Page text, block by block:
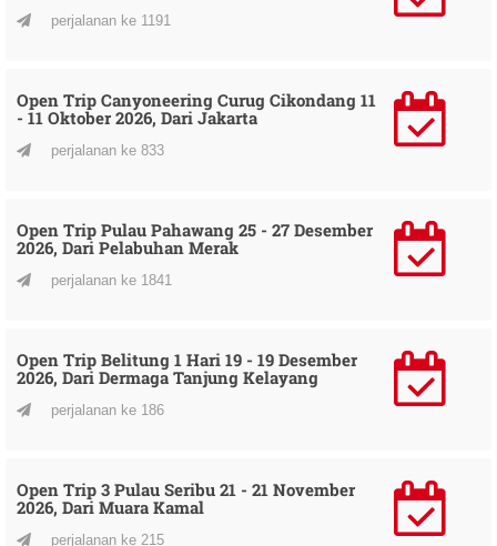
perjalanan ke 1191
Open Trip Canyoneering Curug Cikondang 11
- 11 Oktober 2026, Dari Jakarta
perjalanan ke 833
Open Trip Pulau Pahawang 25 - 27 Desember
2026, Dari Pelabuhan Merak
perjalanan ke 1841
Open Trip Belitung 1 Hari 19 - 19 Desember
2026, Dari Dermaga Tanjung Kelayang
perjalanan ke 186
Open Trip 3 Pulau Seribu 21 - 21 November
2026, Dari Muara Kamal
perjalanan ke 215